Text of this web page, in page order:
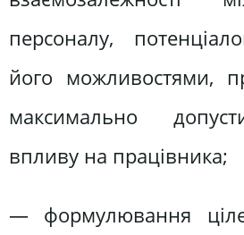
персоналу,
його можливостями,
максимально
впливу на працівника;
— формулювання